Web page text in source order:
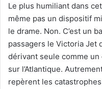
Le plus humiliant dans
même pas un dispositif
le drame. Non. C’est un
passagers le Victoria Jet
dérivant seule comme
sur l’Atlantique.
repèrent les catastrophes